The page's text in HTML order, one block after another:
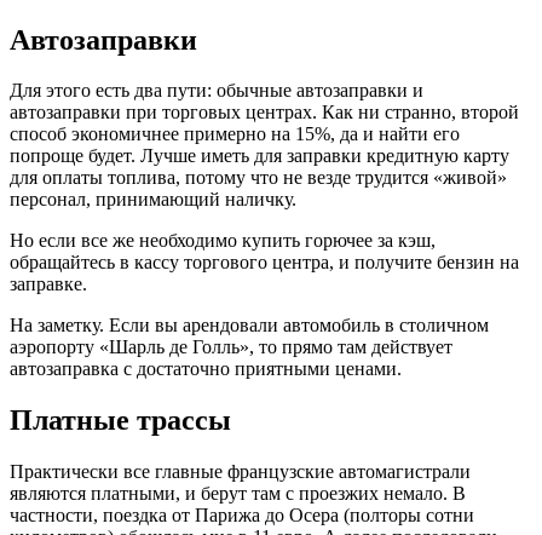
Автозаправки
Для этого есть два пути: обычные автозаправки и
автозаправки при торговых центрах. Как ни странно, второй
способ экономичнее примерно на 15%, да и найти его
попроще будет. Лучше иметь для заправки кредитную карту
для оплаты топлива, потому что не везде трудится «живой»
персонал, принимающий наличку.
Но если все же необходимо купить горючее за кэш,
обращайтесь в кассу торгового центра, и получите бензин на
заправке.
На заметку. Если вы арендовали автомобиль в столичном
аэропорту «Шарль де Голль», то прямо там действует
автозаправка с достаточно приятными ценами.
Платные трассы
Практически все главные французские автомагистрали
являются платными, и берут там с проезжих немало. В
частности, поездка от Парижа до Осера (полторы сотни